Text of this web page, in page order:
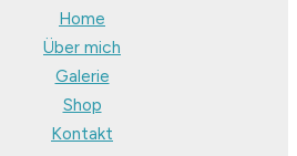
Home
Über mich
Galerie
Shop
Kontakt